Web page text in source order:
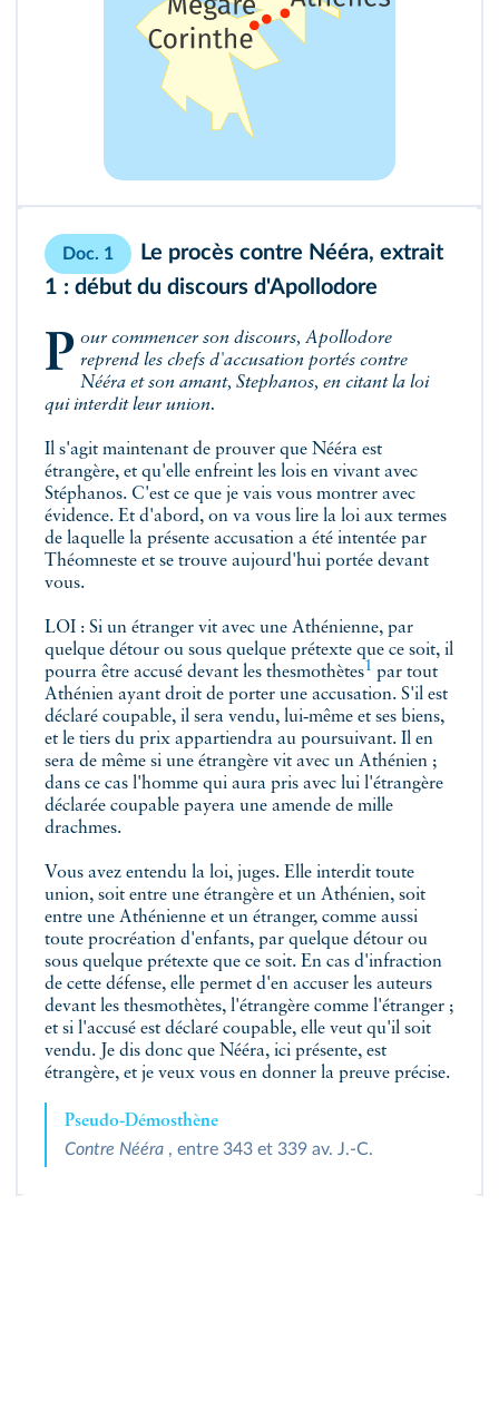
Doc. 1
Le procès contre Nééra, extrait
1 : début du discours d'Apollodore
Pour commencer son discours, Apollodore reprend les chefs d'accusation portés contre
Nééra et son amant, Stephanos, en citant la loi
qui interdit leur union.
Il s'agit maintenant de prouver que Nééra est
étrangère, et qu'elle enfreint les lois en vivant avec
Stéphanos. C'est ce que je vais vous montrer avec
évidence. Et d'abord, on va vous lire la loi aux termes
de laquelle la présente accusation a été intentée par
Théomneste et se trouve aujourd'hui portée devant
vous.
LOI : Si un étranger vit avec une Athénienne, par
quelque détour ou sous quelque prétexte que ce soit, il
pourra être accusé devant les thesmothètes1 par tout
Athénien ayant droit de porter une accusation. S'il est
déclaré coupable, il sera vendu, lui‑même et ses biens,
et le tiers du prix appartiendra au poursuivant. Il en
sera de même si une étrangère vit avec un Athénien ;
dans ce cas l'homme qui aura pris avec lui l'étrangère
déclarée coupable payera une amende de mille
drachmes.
Vous avez entendu la loi, juges. Elle interdit toute
union, soit entre une étrangère et un Athénien, soit
entre une Athénienne et un étranger, comme aussi
toute procréation d'enfants, par quelque détour ou
sous quelque prétexte que ce soit. En cas d'infraction
de cette défense, elle permet d'en accuser les auteurs
devant les thesmothètes, l'étrangère comme l'étranger ;
et si l'accusé est déclaré coupable, elle veut qu'il soit
vendu. Je dis donc que Nééra, ici présente, est
étrangère, et je veux vous en donner la preuve précise.
Pseudo-Démosthène
Contre Nééra , entre 343 et 339 av. J.‑C.